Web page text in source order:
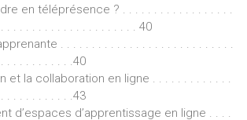
en téléprésence ? . . . . . . . . . . . . . . . . . .
. . . . . . . . . . . . . . . . . . . . . 40
. . . . . . . . . . . . . . . . . . . . . . . . . . . .
. . . . . . . . . . .40
et la collaboration en ligne . . . . . . . . . . . . .
. . . . . . . . . . .43
d’espaces d’apprentissage en ligne . . . .